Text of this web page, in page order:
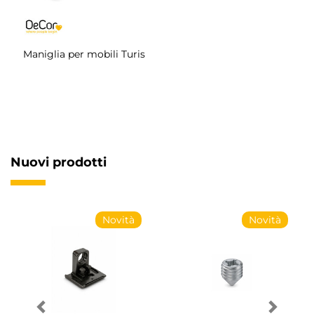
Maniglia per mobili Turis
Nuovi prodotti
Novità Novità